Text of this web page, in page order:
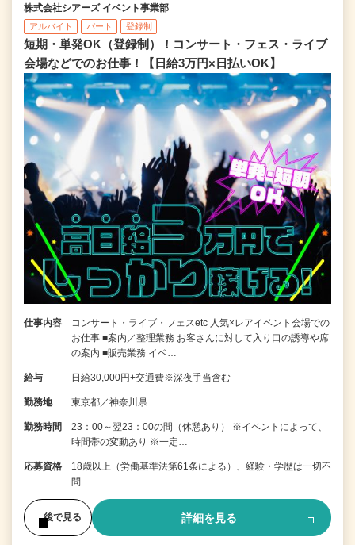
株式会社シアーズ イベント事業部
アルバイト パート 登録制
短期・単発OK（登録制）！コンサート・フェス・ライブ
会場などでのお仕事！【日給3万円×日払いOK】
仕事内容
コンサート・ライブ・フェスetc 人気×レアイベント会場での
お仕事 ■案内／整理業務 お客さんに対して入り口の誘導や席
の案内 ■販売業務 イベ…
給与 日給30,000円+交通費※深夜手当含む
勤務地 東京都／神奈川県
勤務時間
23：00～翌23：00の間（休憩あり） ※イベントによって、
時間帯の変動あり ※一定…
応募資格
18歳以上（労働基準法第61条による）、経験・学歴は一切不
問
後で見る 詳細を見る